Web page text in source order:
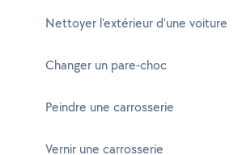
Nettoyer l'extérieur d'une voiture
Changer un pare-choc
Peindre une carrosserie
Vernir une carrosserie